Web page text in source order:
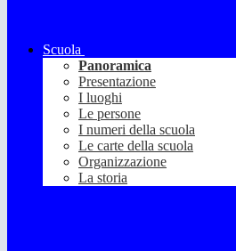
Scuola
Panoramica
Presentazione
I luoghi
Le persone
I numeri della scuola
Le carte della scuola
Organizzazione
La storia